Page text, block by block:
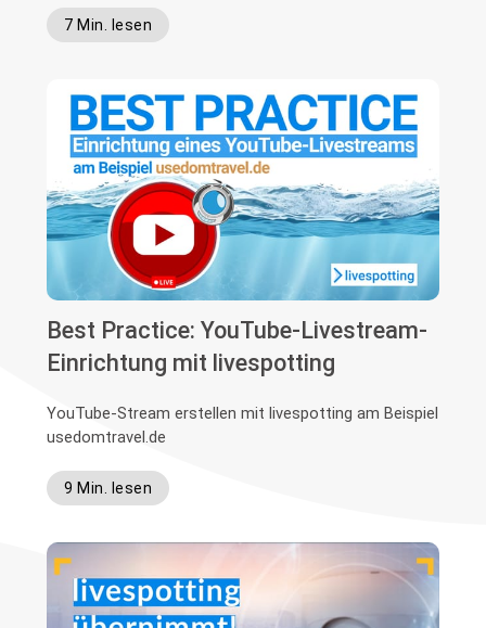
7 Min. lesen
Best Practice: YouTube-Livestream-
Einrichtung mit livespotting
YouTube-Stream erstellen mit livespotting am Beispiel
usedomtravel.de
9 Min. lesen